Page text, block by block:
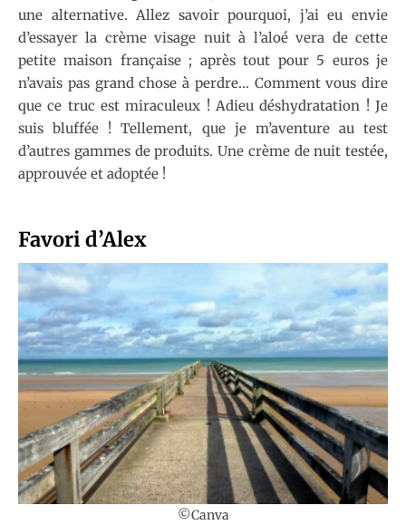
une alternative. Allez savoir pourquoi, j’ai eu envie
d’essayer la crème visage nuit à l’aloé vera de cette
petite maison française ; après tout pour 5 euros je
n’avais pas grand chose à perdre… Comment vous dire
que ce truc est miraculeux ! Adieu déshydratation ! Je
suis bluffée ! Tellement, que je m’aventure au test
d’autres gammes de produits. Une crème de nuit testée,
approuvée et adoptée !
Favori d’Alex
©Canva